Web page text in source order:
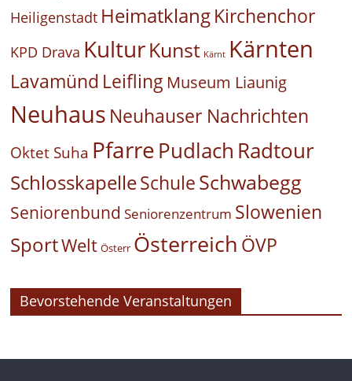
Heiligenstadt HeimatklangKirchenchor
KPD Drava KulturKunst Kärnt Kärnten
Lavamünd Leifling Museum Liaunig
Neuhaus Neuhauser Nachrichten
Oktet Suha PfarrePudlach Radtour
SchlosskapelleSchuleSchwabegg
Seniorenbund Seniorenzentrum Slowenien
SportWelt Österr Österreich ÖVP
Bevorstehende Veranstaltungen